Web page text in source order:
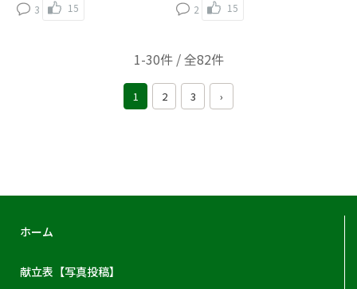
3
15
2
15
1-30件 / 全82件
1 2 3 ›
ホーム
献立表【写真投稿】